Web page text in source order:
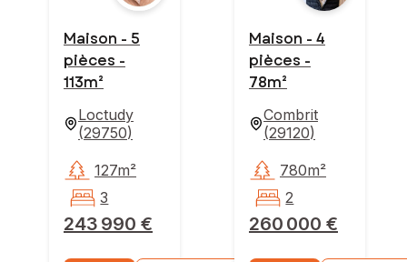
Maison - 5
pièces -
113m²
Loctudy
(29750)
243 990 €
127m²
3
Maison - 4
pièces -
78m²
Combrit
(29120)
260 000 €
780m²
2